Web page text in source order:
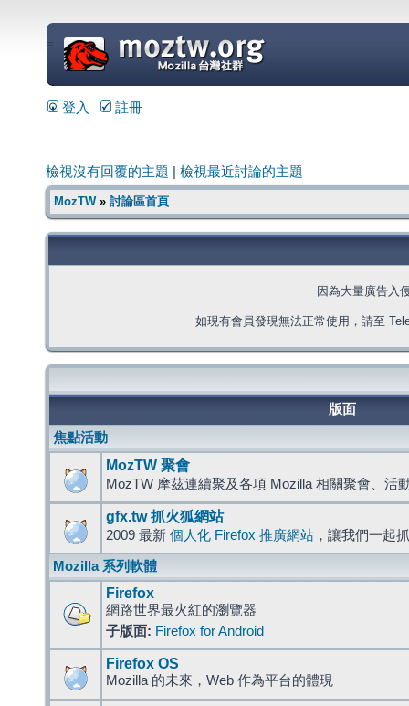
=
登入 註冊
檢視沒有回覆的主題 檢視最近討論的主題
MozTW» 討論區首頁
因為大量廣告入
如現有會員發現無法正常使用，請至
版面
焦點活動
MozTW 聚會
MozTW 摩茲連續聚及各項 Mozilla 相關聚會、活
gfx.tw 抓火狐網站
2009 最新 個人化 Firefox 推廣網站 ，讓我們一起
Mozilla 系列軟體
Firefox
網路世界最火紅的瀏覽器
子版面: Firefox for Android
Firefox OS
Mozilla 的未來，Web 作為平台的體現